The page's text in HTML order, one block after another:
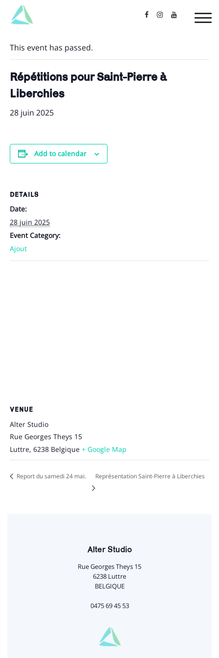
« All Events
This event has passed.
Répétitions pour Saint-Pierre à
Liberchies
28 juin 2025
Add to calendar
DETAILS
Date:
28 juin 2025
Event Category:
Ajout
VENUE
Alter Studio
Rue Georges Theys 15
Luttre, 6238 Belgique + Google Map
Report du samedi 24 mai. Représentation Saint-Pierre à Liberchies
Alter Studio
Rue Georges Theys 15
6238 Luttre
BELGIQUE
0475 69 45 53